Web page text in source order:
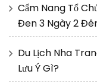
Cẩm Nang Tổ
Đen 3 Ngày 2
Du Lịch Nha
Lưu Ý Gì?